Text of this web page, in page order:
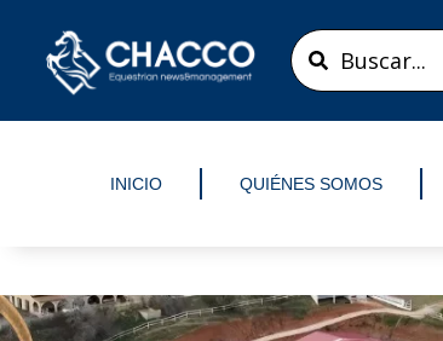
contenido
Search
...
INICIO QUIÉNES SOMOS